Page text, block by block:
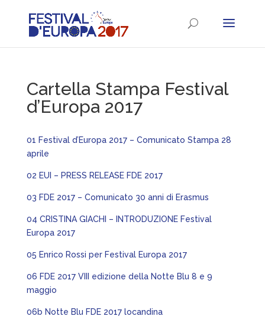
Cartella Stampa Festival
d’Europa 2017
01 Festival d’Europa 2017 – Comunicato Stampa 28
aprile
02 EUI – PRESS RELEASE FDE 2017
03 FDE 2017 – Comunicato 30 anni di Erasmus
04 CRISTINA GIACHI – INTRODUZIONE Festival
Europa 2017
05 Enrico Rossi per Festival Europa 2017
06 FDE 2017 VIII edizione della Notte Blu 8 e 9
maggio
06b Notte Blu FDE 2017 locandina